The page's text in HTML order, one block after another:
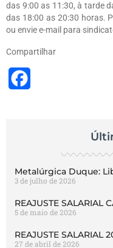
das 9:00 as 11:30, à tarde
das 18:00 as 20:30 horas.
ou envie e-mail para
Compartilhar
Metalúrgica Duque:
3 de julho de 2026
REAJUSTE SALARIAL
5 de maio de 2026
REAJUSTE SALARIAL
27 de abril de 2026